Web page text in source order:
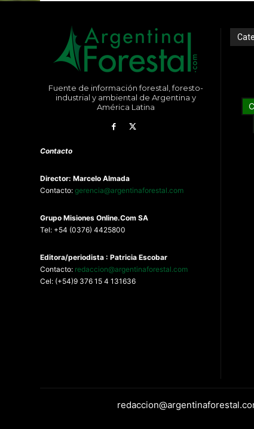
Fuente de información forestal, foresto-
industrial y ambiental de Argentina y
América Latina
Contacto
Director: Marcelo Almada
Contacto: gerencia@argentinaforestal.com
Grupo MisionesOnline.Com SA
Tel: +54 (0376) 4425800
Editora/periodista : Patricia Escobar
Contacto: redaccion@argentinaforestal.com
Cel: (+54)9 376 15 4 131636